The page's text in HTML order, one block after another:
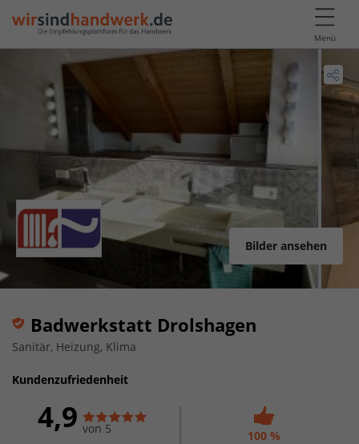
Menü
Bilder ansehen
Badwerkstatt Drolshagen
Sanitär, Heizung, Klima
Kundenzufriedenheit
4,9 von 5
100 %